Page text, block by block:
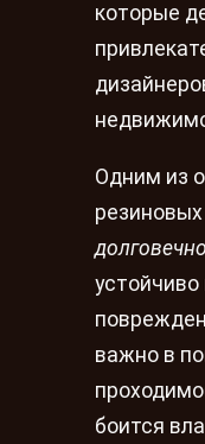
которые
Одним из
важно в
боится